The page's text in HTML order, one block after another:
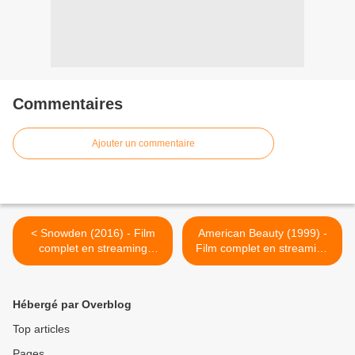
Commentaires
Ajouter un commentaire
< Snowden (2016) - Film
complet en streaming
gratuit
American Beauty (1999) -
Film complet en streaming
gratuit >
Hébergé par Overblog
Top articles